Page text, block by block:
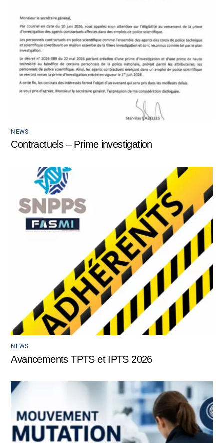
NEWS
Contractuels – Prime investigation
NEWS
Avancements TPTS et IPTS 2026